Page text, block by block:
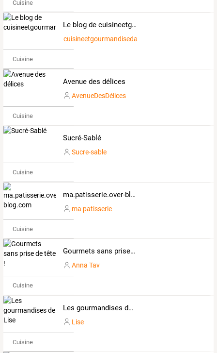
Cuisine
Le blog de cuisineetgourmandisedaurelie
cuisineetgourmandisedaurelie
Cuisine
Avenue des délices
AvenueDesDélices
Cuisine
Sucré-Sablé
Sucre-sable
Cuisine
ma.patisserie.over-blog.com
ma patisserie
Cuisine
Gourmets sans prise de tête !
Anna Tav
Cuisine
Les gourmandises de Lise
Lise
Cuisine